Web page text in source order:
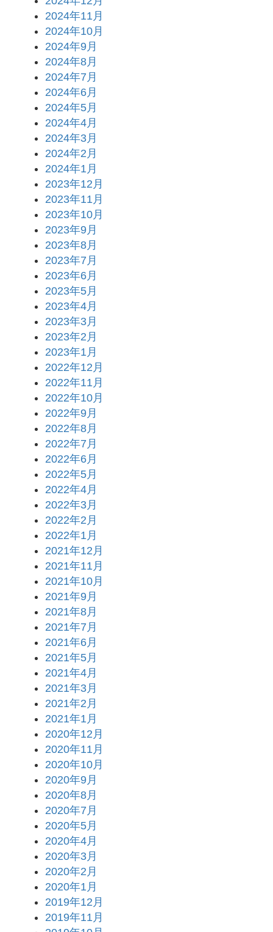
2024年11月
2024年10月
2024年9月
2024年8月
2024年7月
2024年6月
2024年5月
2024年4月
2024年3月
2024年2月
2024年1月
2023年12月
2023年11月
2023年10月
2023年9月
2023年8月
2023年7月
2023年6月
2023年5月
2023年4月
2023年3月
2023年2月
2023年1月
2022年12月
2022年11月
2022年10月
2022年9月
2022年8月
2022年7月
2022年6月
2022年5月
2022年4月
2022年3月
2022年2月
2022年1月
2021年12月
2021年11月
2021年10月
2021年9月
2021年8月
2021年7月
2021年6月
2021年5月
2021年4月
2021年3月
2021年2月
2021年1月
2020年12月
2020年11月
2020年10月
2020年9月
2020年8月
2020年7月
2020年5月
2020年4月
2020年3月
2020年2月
2020年1月
2019年12月
2019年11月